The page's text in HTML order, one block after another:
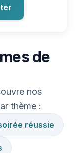
de
nos
thème :
réussie